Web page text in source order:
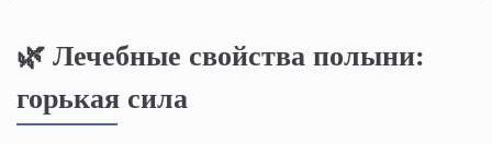
🌿 Лечебные свойства полыни:
горькая сила